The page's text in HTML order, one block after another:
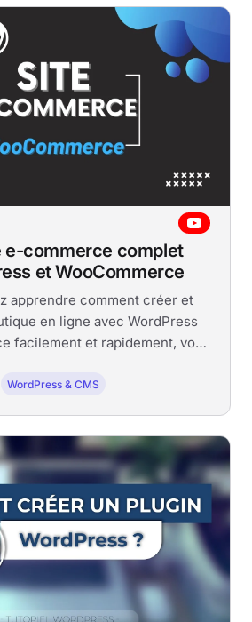
e-commerce complet
et WooCommerce
apprendre comment créer et
en ligne avec WordPress
facilement et rapidement, vous
WordPress & CMS